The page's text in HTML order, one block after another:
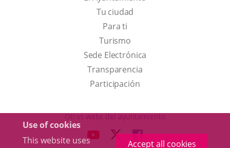
Use of cookies
This website uses
Accept all cookies
Tu ciudad
Para ti
TurismoThis
link
will
open
a
up
Sede Electrónica
Transparencia
Participación
Otras webs del ayuntamiento
LINK LINKLINK